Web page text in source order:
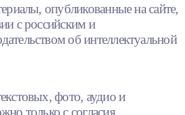
опубликованные на сайте,
с российским и
об интеллектуальной
фото, аудио и